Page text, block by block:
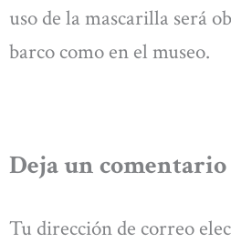
uso de la mascarilla será
barco como en el museo.
Deja un comentario
Tu dirección de correo